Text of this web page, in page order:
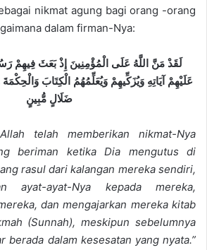
nikmat agung bagi orang -orang
dalam firman-Nya:
لَقَدْ مَنَّ اللَّهُ عَلَى الْمُؤْمِنِينَ إِذْ بَعَثَ فِيهِمْ
عَلَيْهِمْ آيَاتِهِ وَيُزَكِّيهِمْ وَيُعَلِّمُهُمُ الْكِتَابَ
ضَلَالٍ مُّبِينٍ
telah memberikan nikmat-Nya
beriman ketika Dia mengutus di
rasul dari kalangan mereka sendiri,
ayat-ayat-Nya kepada mereka,
dan mengajarkan mereka kitab
(Sunnah), meskipun sebelumnya
berada dalam kesesatan yang nyata.”